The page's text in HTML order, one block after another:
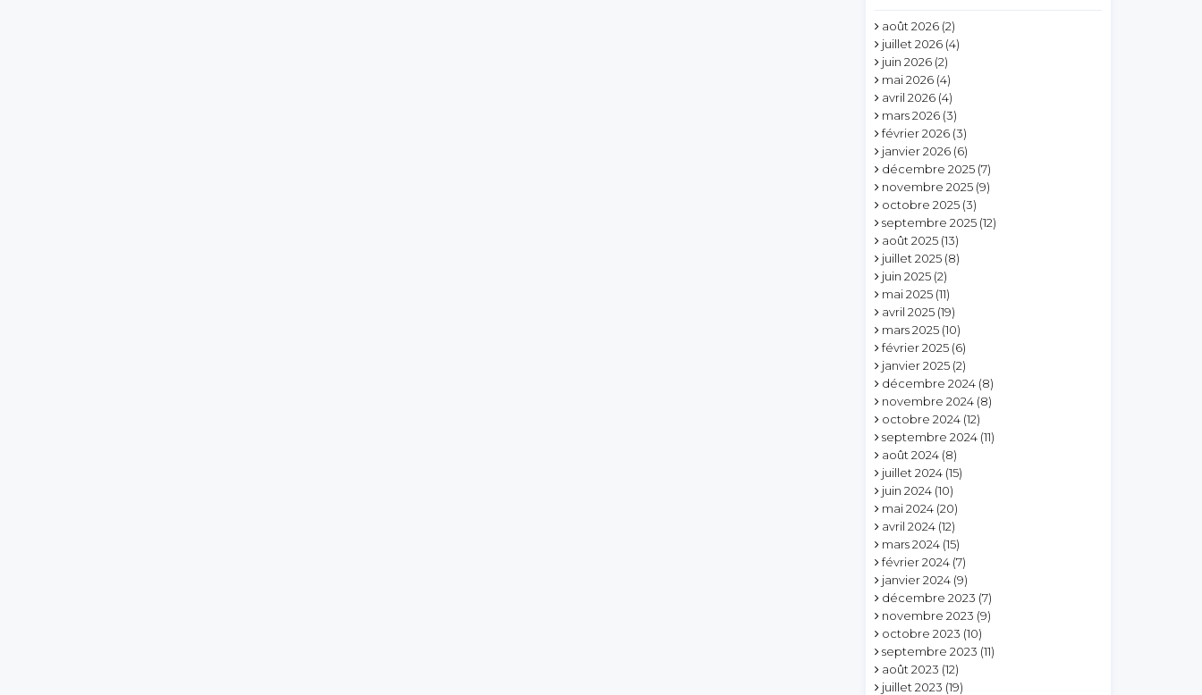
août 2026 (2)
juillet 2026 (4)
juin 2026 (2)
mai 2026 (4)
avril 2026 (4)
mars 2026 (3)
février 2026 (3)
janvier 2026 (6)
décembre 2025 (7)
novembre 2025 (9)
octobre 2025 (3)
septembre 2025 (12)
août 2025 (13)
juillet 2025 (8)
juin 2025 (2)
mai 2025 (11)
avril 2025 (19)
mars 2025 (10)
février 2025 (6)
janvier 2025 (2)
décembre 2024 (8)
novembre 2024 (8)
octobre 2024 (12)
septembre 2024 (11)
août 2024 (8)
juillet 2024 (15)
juin 2024 (10)
mai 2024 (20)
avril 2024 (12)
mars 2024 (15)
février 2024 (7)
janvier 2024 (9)
décembre 2023 (7)
novembre 2023 (9)
octobre 2023 (10)
septembre 2023 (11)
août 2023 (12)
juillet 2023 (19)